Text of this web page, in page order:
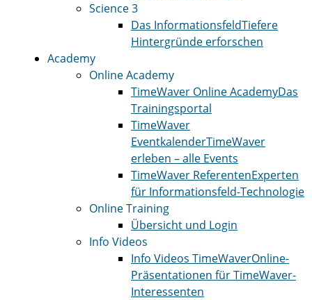
Science 3
Das InformationsfeldTiefere
Hintergründe erforschen
Academy
Online Academy
TimeWaver Online AcademyDas
Trainingsportal
TimeWaver
EventkalenderTimeWaver
erleben – alle Events
TimeWaver ReferentenExperten
für Informationsfeld-Technologie
Online Training
Übersicht und Login
Info Videos
Info Videos TimeWaverOnline-
Präsentationen für TimeWaver-
Interessenten